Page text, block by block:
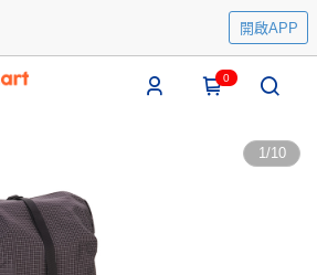
開啟APP
0
1/10